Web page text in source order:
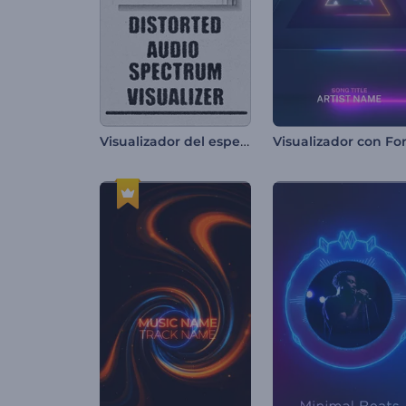
Visualizador del espectro de audio distorsionado